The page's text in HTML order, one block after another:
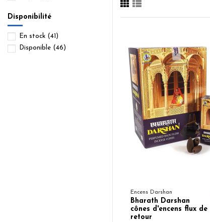
Encens Darshan
Bharath Darshan
cônes d'encens flux de
retour
Disponibilité
En stock (41)
Disponible (46)